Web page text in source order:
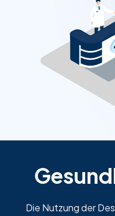
Die Nutzung der